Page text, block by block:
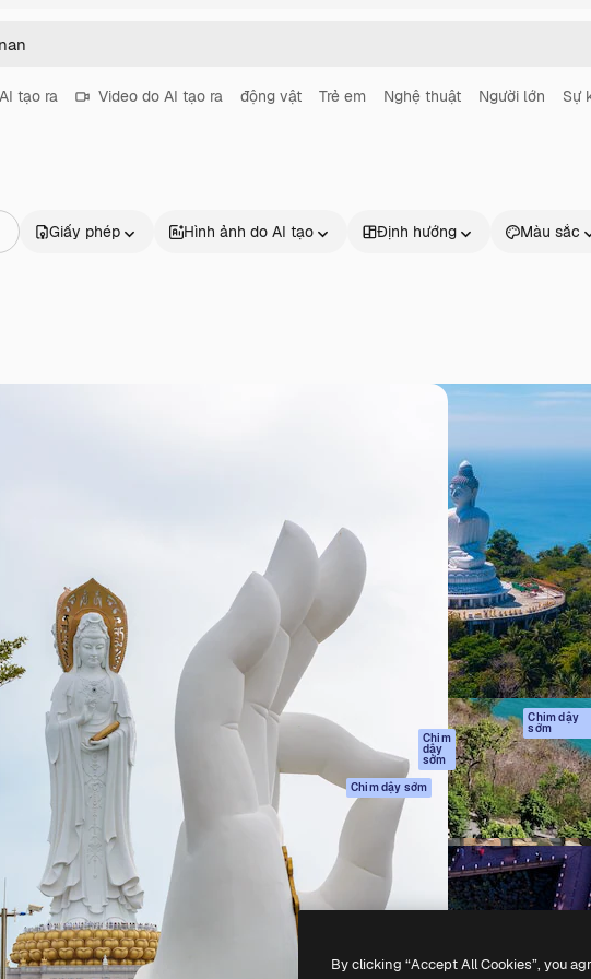
tạo ra Video do AI tạo ra động vật Trẻ em Nghệ thuật Người lớn Sự
Giấy phép Hình ảnh do AI tạo Định hướng Màu sắc
Nền tảng sáng tạo giúp bạn làm chủ những
tác phẩm xuất sắc nhất. Hơn 1 triệu người
đăng ký đến từ các nhà sáng tạo, doanh
nghiệp, agency và studio.
Tiếng Việt
Spaces
Trợ Lý AI
Trình tạo hình ảnh
AI
Trình tạo video AI
Máy phát giọng nói
AI
Nội dung kho
MCP dành cho
Claude/ChatGPT
Chim
dậy
sớm
Agents Chim dậy sớm
Giao diện lập trình
ứng dụng (API)
Ứng dụng di động
Tất cả các công cụ
Magnific
Bắt đầu
Academy
Tài liệu
Hỗ trợ
Điều khoản sử
dụng
Chính sách bảo
mật
Bản
gốc
Chim dậy
sớm
Chính sách
Trung tâm tin cậy
Đối tác liên kết
Công ty
By clicking “Accept All Cookies”, you